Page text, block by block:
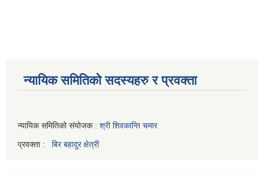
न्यायिक समितिको सदस्यहरु र प्रवक्ता
न्यायिक समितिको संयोजक : श्री शिवकान्ति चमार
प्रवक्ता : बिर बहादुर क्षेत्री